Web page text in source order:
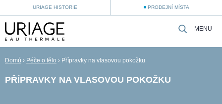
URIAGE HISTORIE PRODEJNÍ MÍSTA
MENU
Domů › Péče o tělo › Přípravky na vlasovou pokožku
PŘÍPRAVKY NA VLASOVOU POKOŽKU